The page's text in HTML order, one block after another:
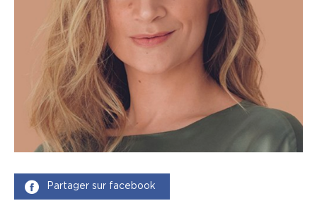
Partager sur facebook